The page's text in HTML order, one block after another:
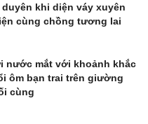
khi diện váy xuyên
cùng chồng tương lai
nước mắt với khoảnh khắc
ôm bạn trai trên giường
cùng